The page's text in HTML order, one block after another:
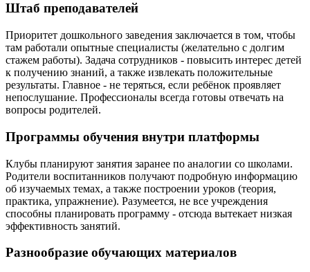
Штаб преподавателей
Приоритет дошкольного заведения заключается в том, чтобы
там работали опытные специалисты (желательно с долгим
стажем работы). Задача сотрудников - повысить интерес детей
к получению знаний, а также извлекать положительные
результаты. Главное - не теряться, если ребёнок проявляет
непослушание. Профессионалы всегда готовы отвечать на
вопросы родителей.
Программы обучения внутри платформы
Клубы планируют занятия заранее по аналогии со школами.
Родители воспитанников получают подробную информацию
об изучаемых темах, а также построении уроков (теория,
практика, упражнение). Разумеется, не все учреждения
способны планировать программу - отсюда вытекает низкая
эффективность занятий.
Разнообразие обучающих материалов